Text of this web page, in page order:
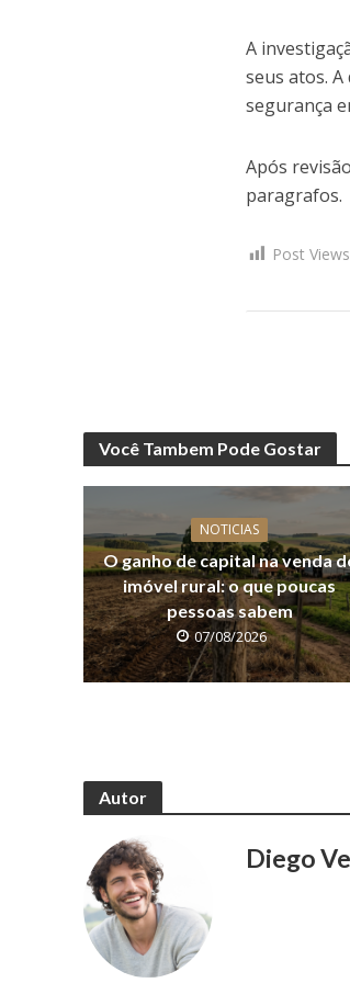
A
seus atos.
segurança
Após
paragrafos.
Post
Você Tambem Pode Gostar
NOTICIAS
O ganho de capital na venda
imóvel rural: o que poucas
pessoas sabem
07/08/2026
Autor
Diego